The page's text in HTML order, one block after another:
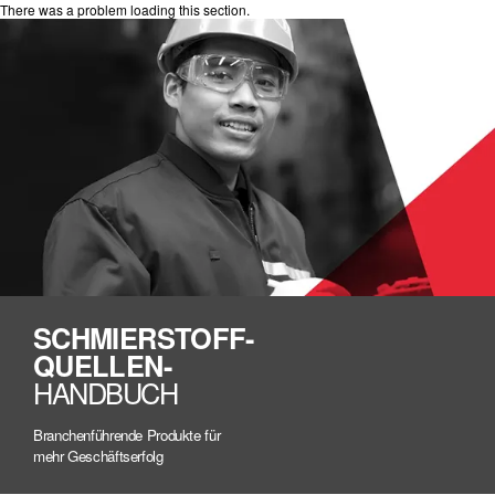
There was a problem loading this section.
SCHMIERSTOFF-
QUELLEN-
HANDBUCH
Branchenführende Produkte für
mehr Geschäftserfolg